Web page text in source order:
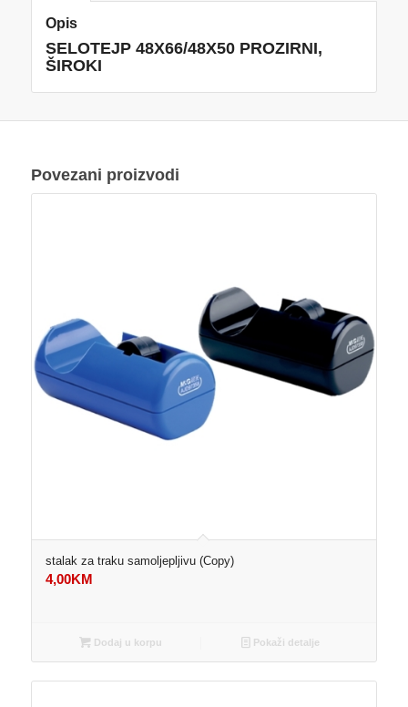
Opis
SELOTEJP 48X66/48X50 PROZIRNI,
ŠIROKI
Povezani proizvodi
stalak za traku samoljepljivu (Copy)
4,00KM
Dodaj u korpu Pokaži detalje